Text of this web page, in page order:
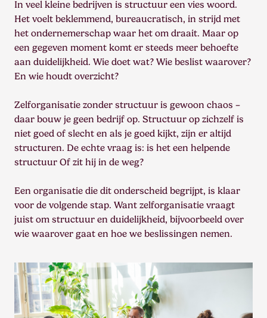
In veel kleine bedrijven is structuur een vies woord.
Het voelt beklemmend, bureaucratisch, in strijd met
het ondernemerschap waar het om draait. Maar op
een gegeven moment komt er steeds meer behoefte
aan duidelijkheid. Wie doet wat? Wie beslist waarover?
En wie houdt overzicht?
Zelforganisatie zonder structuur is gewoon chaos –
daar bouw je geen bedrijf op. Structuur op zichzelf is
niet goed of slecht en als je goed kijkt, zijn er altijd
structuren. De echte vraag is: is het een helpende
structuur Of zit hij in de weg?
Een organisatie die dit onderscheid begrijpt, is klaar
voor de volgende stap. Want zelforganisatie vraagt
juist om structuur en duidelijkheid, bijvoorbeeld over
wie waarover gaat en hoe we beslissingen nemen.